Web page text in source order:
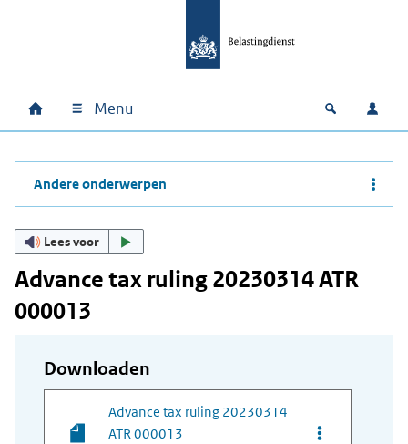
Hoofdnavigatie
Home Menu Open
Andere onderwerpen
Lees voor
Advance tax ruling 20230314 ATR
000013
Downloaden
Advance tax ruling 20230314
ATR 000013
Opties van